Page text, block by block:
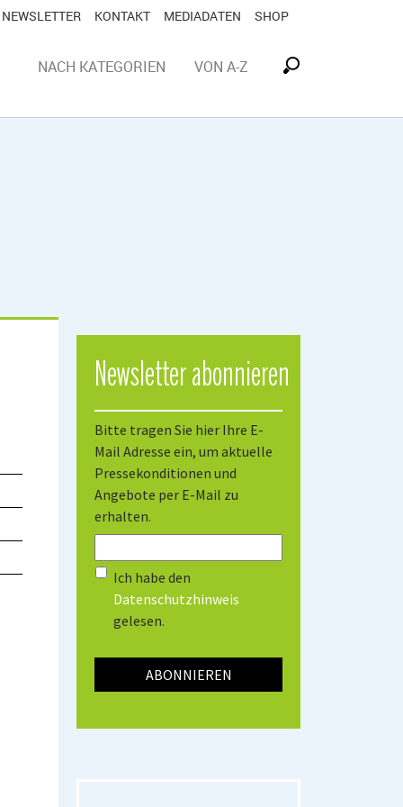
NACH KATEGORIEN VON A-Z
NEWSLETTER KONTAKT MEDIADATEN SHOP
Newsletter abonnieren
Bitte tragen Sie hier Ihre E-
Mail Adresse ein, um aktuelle
Pressekonditionen und
Angebote per E-Mail zu
erhalten.
Ich habe den
Datenschutzhinweis
gelesen.